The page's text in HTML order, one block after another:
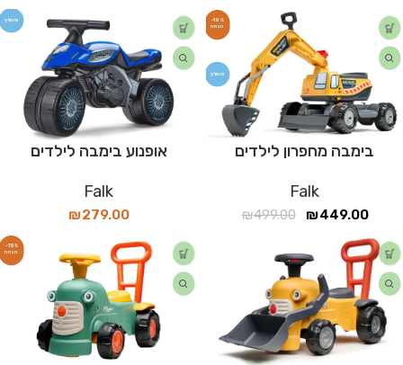
-10%
מומלץ
בימבה מחפרון לילדים
Falk
₪499.00 ₪449.00
מומלץ
אופנוע בימבה לילדים
Falk
₪279.00
-15%